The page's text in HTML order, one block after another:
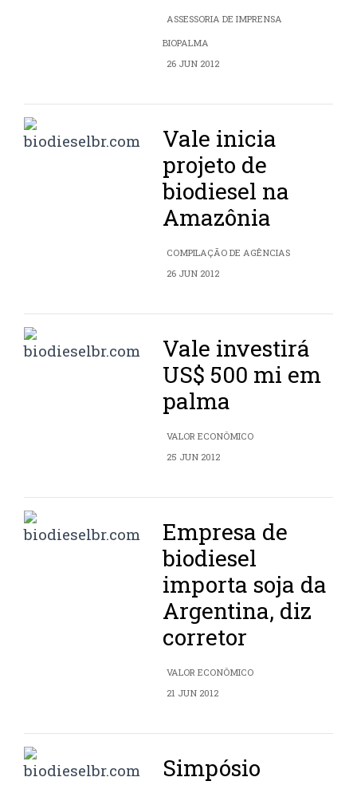
ASSESSORIA DE IMPRENSA
BIOPALMA
26 JUN 2012
Vale inicia
projeto de
biodiesel na
Amazônia
COMPILAÇÃO DE AGÊNCIAS
26 JUN 2012
Vale investirá
US$ 500 mi em
palma
VALOR ECONÔMICO
25 JUN 2012
Empresa de
biodiesel
importa soja da
Argentina, diz
corretor
VALOR ECONÔMICO
21 JUN 2012
Simpósio